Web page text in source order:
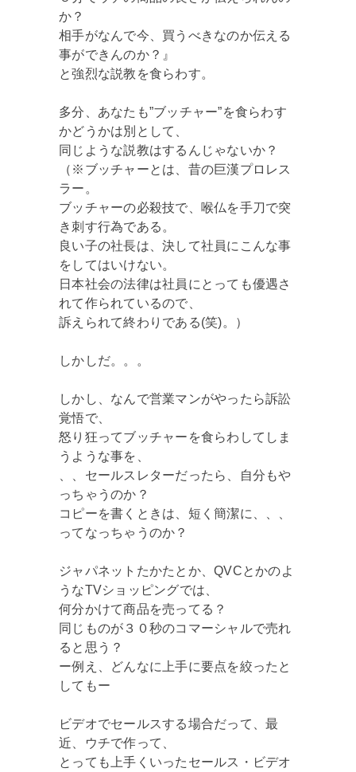
か？
相手がなんで今、買うべきなのか伝える
事ができんのか？』
と強烈な説教を食らわす。
多分、あなたも”ブッチャー”を食らわす
かどうかは別として、
同じような説教はするんじゃないか？
（※ブッチャーとは、昔の巨漢プロレス
ラー。
ブッチャーの必殺技で、喉仏を手刀で突
き刺す行為である。
良い子の社長は、決して社員にこんな事
をしてはいけない。
日本社会の法律は社員にとっても優遇さ
れて作られているので、
訴えられて終わりである(笑)。）
しかしだ。。。
しかし、なんで営業マンがやったら訴訟
覚悟で、
怒り狂ってブッチャーを食らわしてしま
うような事を、
、、セールスレターだったら、自分もや
っちゃうのか？
コピーを書くときは、短く簡潔に、、、
ってなっちゃうのか？
ジャパネットたかたとか、QVCとかのよ
うなTVショッピングでは、
何分かけて商品を売ってる？
同じものが３０秒のコマーシャルで売れ
ると思う？
ー例え、どんなに上手に要点を絞ったと
してもー
ビデオでセールスする場合だって、最
近、ウチで作って、
とっても上手くいったセールス・ビデオ